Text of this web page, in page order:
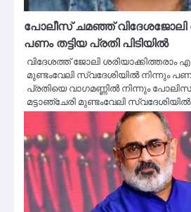
പോലീസ് ചമഞ്ഞ് വിദേശജോലി
പണം തട്ടിയ പ്രതി പിടിയിൽ
വിദേശത്ത് ജോലി ശരിയാക്കിത്തരാം
മുണ്ടംവേലി സ്വദേശിയിൽ നിന്നും പണം
പ്രതിയെ വാഗമണ്ണിൽ നിന്നും
മട്ടാഞ്ചേരി മുണ്ടംവേലി